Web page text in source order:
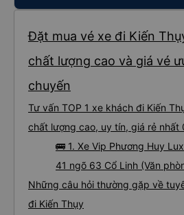
Đặt mua vé xe đi Kiến
chất lượng cao và giá vé
chuyến
Tư vấn TOP 1 xe khách đi Kiến
chất lượng cao, uy tín, giá rẻ nhất
🚌 1. Xe Vip Phương Huy
41 ngõ 63 Cổ Linh (Văn
Những câu hỏi thường gặp về
đi Kiến Thụy